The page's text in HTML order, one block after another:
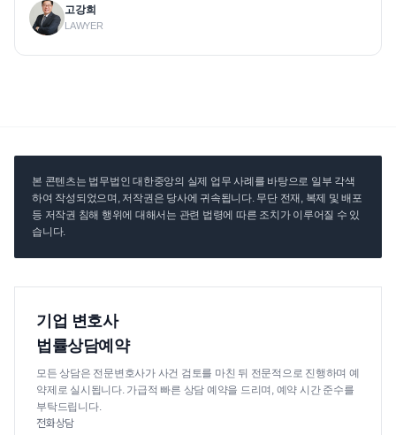
고강희
LAWYER
본 콘텐츠는 법무법인 대한중앙의 실제 업무 사례를 바탕으로 일부 각색
하여 작성되었으며, 저작권은 당사에 귀속됩니다. 무단 전재, 복제 및 배포
등 저작권 침해 행위에 대해서는 관련 법령에 따른 조치가 이루어질 수 있
습니다.
기업 변호사
법률상담예약
모든 상담은 전문변호사가 사건 검토를 마친 뒤 전문적으로 진행하며 예
약제로 실시됩니다. 가급적 빠른 상담 예약을 드리며, 예약 시간 준수를
부탁드립니다.
전화상담